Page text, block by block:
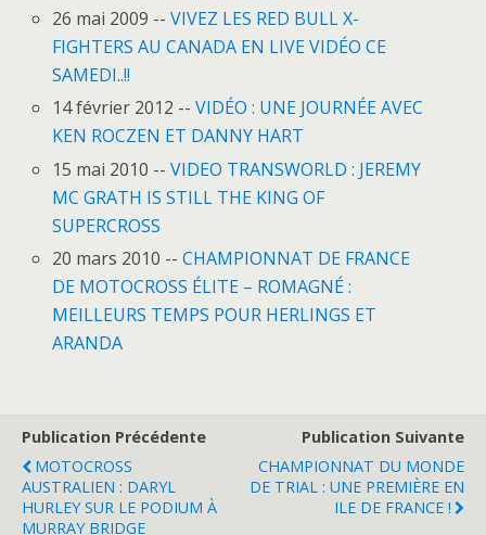
26 mai 2009 --VIVEZ LES RED BULL X-
FIGHTERS AU CANADA EN LIVE VIDÉO CE
SAMEDI..!!
14 février 2012 --VIDÉO : UNE JOURNÉE AVEC
KEN ROCZEN ET DANNY HART
15 mai 2010 --VIDEO TRANSWORLD : JEREMY
MC GRATH IS STILL THE KING OF
SUPERCROSS
20 mars 2010 --CHAMPIONNAT DE FRANCE
DE MOTOCROSS ÉLITE – ROMAGNÉ :
MEILLEURS TEMPS POUR HERLINGS ET
ARANDA
Publication Précédente
MOTOCROSS
AUSTRALIEN : DARYL
HURLEY SUR LE PODIUM À
MURRAY BRIDGE
Publication Suivante
CHAMPIONNAT DU MONDE
DE TRIAL : UNE PREMIÈRE EN
ILE DE FRANCE !